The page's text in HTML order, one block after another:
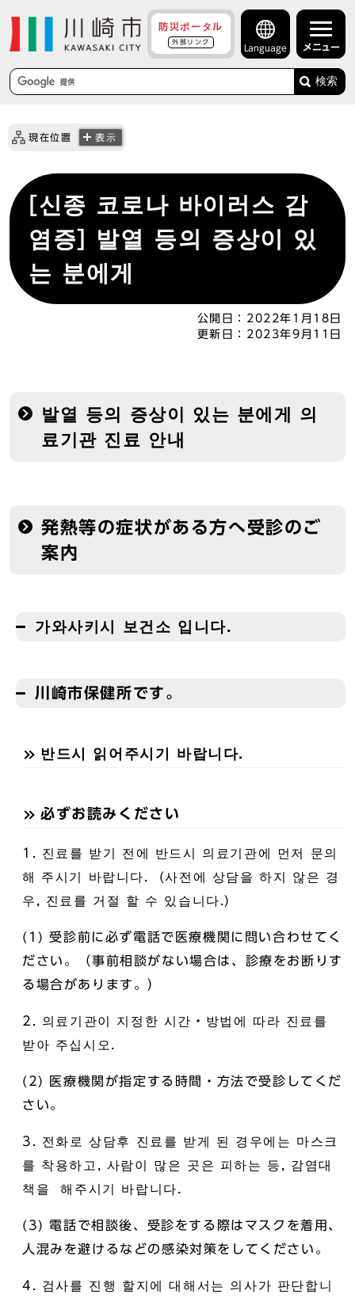
防災ポータル
外部リンク
Language メニュー
検索
現在位置 表示
[신종 코로나 바이러스 감
염증] 발열 등의 증상이 있
는 분에게
公開日： 2022年1月18日
更新日： 2023年9月11日
발열 등의 증상이 있는 분에게 의
료기관 진료 안내
発熱等の症状がある方へ受診のご
案内
가와사키시 보건소 입니다.
川崎市保健所です。
반드시 읽어주시기 바랍니다.
必ずお読みください
1. 진료를 받기 전에 반드시 의료기관에 먼저 문의
해 주시기 바랍니다. (사전에 상담을 하지 않은 경
우, 진료를 거절 할 수 있습니다.)
(1) 受診前に必ず電話で医療機関に問い合わせてく
ださい。（事前相談がない場合は、診療をお断りす
る場合があります。）
2. 의료기관이 지정한 시간・방법에 따라 진료를
받아 주십시오.
(2) 医療機関が指定する時間・方法で受診してくだ
さい。
3. 전화로 상담후 진료를 받게 된 경우에는 마스크
를 착용하고, 사람이 많은 곳은 피하는 등, 감염대
책을 해주시기 바랍니다.
(3) 電話で相談後、受診をする際はマスクを着用、
人混みを避けるなどの感染対策をしてください。
4. 검사를 진행 할지에 대해서는 의사가 판단합니